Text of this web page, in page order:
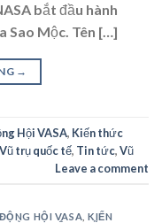
bắt đầu hành
Sao Mộc. Tên […]
→
Hội VASA, Kiến thức
trụ quốc tế, Tin tức,Vũ
Leave a comment
HỘI VASA ,KIẾN